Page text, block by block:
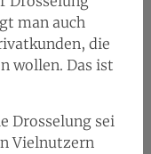
man auch
die
wollen. Das ist
Drosselung sei
Vielnutzern